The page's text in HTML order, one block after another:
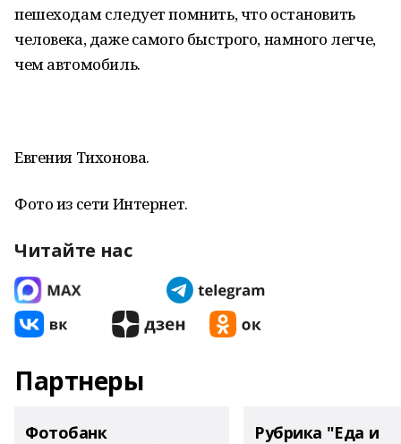
пешеходам следует помнить, что остановить
человека, даже самого быстрого, намного легче,
чем автомобиль.
Евгения Тихонова.
Фото из сети Интернет.
Читайте нас
Партнеры
Фотобанк Рубрика "Еда и